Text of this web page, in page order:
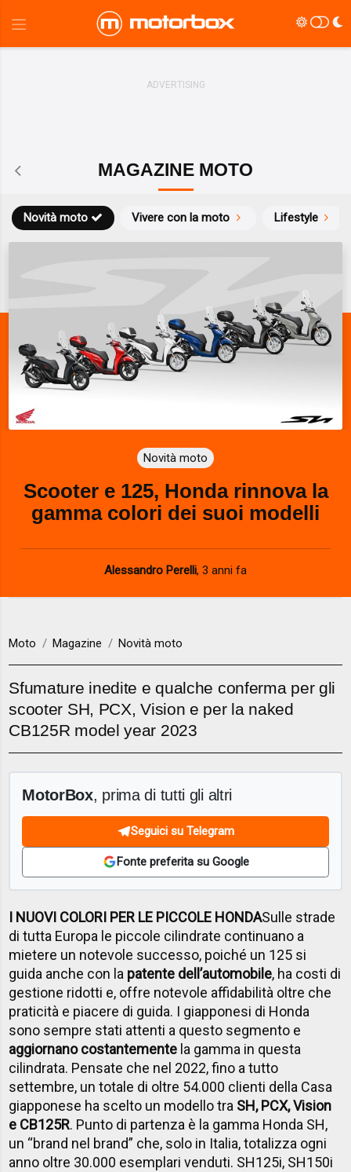
MAGAZINE MOTO
Novità moto Vivere con la moto Lifestyle
Novità moto
Scooter e 125, Honda rinnova la
gamma colori dei suoi modelli
Alessandro Perelli, 3 anni fa
Moto Magazine Novità moto
Sfumature inedite e qualche conferma per gli
scooter SH, PCX, Vision e per la naked
CB125R model year 2023
MotorBox, prima di tutti gli altri
Seguici su Telegram
Fonte preferita su Google
I NUOVI COLORI PER LE PICCOLE HONDASulle strade
di tutta Europa le piccole cilindrate continuano a
mietere un notevole successo, poiché un 125 si
guida anche con la patente dell’automobile, ha costi di
gestione ridotti e, offre notevole affidabilità oltre che
praticità e piacere di guida. I giapponesi di Honda
sono sempre stati attenti a questo segmento e
aggiornano costantemente la gamma in questa
cilindrata. Pensate che nel 2022, fino a tutto
settembre, un totale di oltre 54.000 clienti della Casa
giapponese ha scelto un modello tra SH, PCX, Vision
e CB125R. Punto di partenza è la gamma Honda SH,
un “brand nel brand” che, solo in Italia, totalizza ogni
anno oltre 30.000 esemplari venduti. SH125i, SH150i